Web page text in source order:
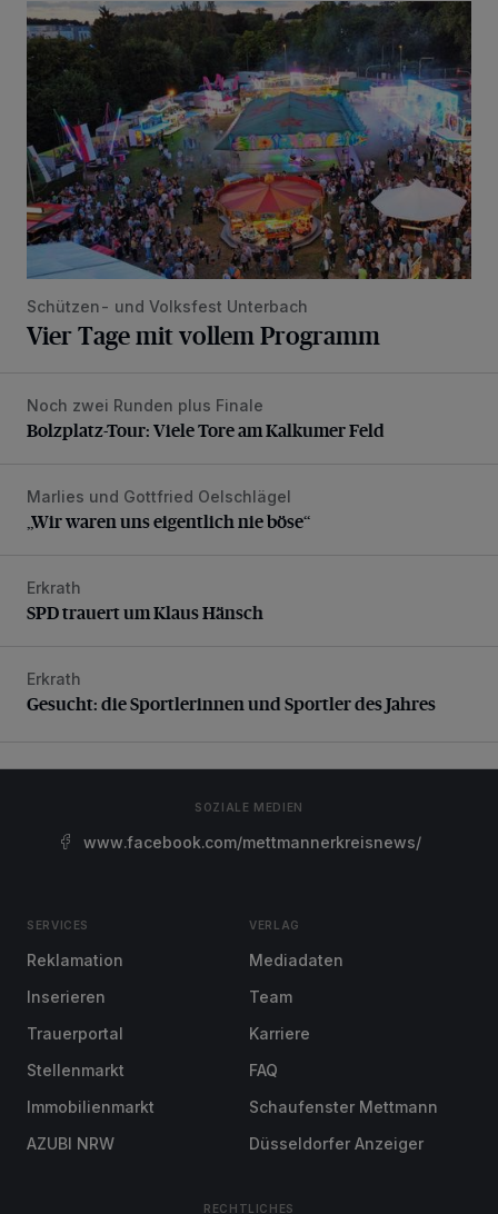
Vier Tage mit vollem Programm
Schützen- und Volksfest Unterbach
Vier Tage mit vollem Programm
Bolzplatz-Tour: Viele Tore am Kalkumer Feld
Noch zwei Runden plus Finale
Bolzplatz-Tour: Viele Tore am Kalkumer Feld
„Wir waren uns eigentlich nie böse“
Marlies und Gottfried Oelschlägel
„Wir waren uns eigentlich nie böse“
SPD trauert um Klaus Hänsch
Erkrath
SPD trauert um Klaus Hänsch
Gesucht: die Sportlerinnen und Sportler des Jahres
Erkrath
Gesucht: die Sportlerinnen und Sportler des Jahres
SOZIALE MEDIEN
www.facebook.com/mettmannerkreisnews/
SERVICES
Reklamation
Inserieren
Trauerportal
Stellenmarkt
Immobilienmarkt
AZUBI NRW
VERLAG
Mediadaten
Team
Karriere
FAQ
Schaufenster Mettmann
Düsseldorfer Anzeiger
RECHTLICHES